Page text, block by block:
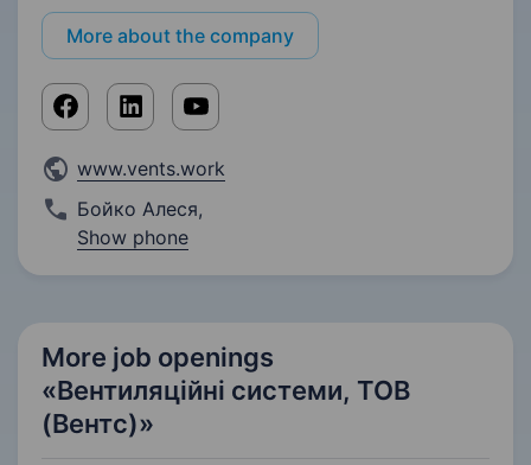
More about the company
www.vents.work
Бойко Алеся,
Show phone
More job openings
«Вентиляційні системи, ТОВ
(Вентс)»